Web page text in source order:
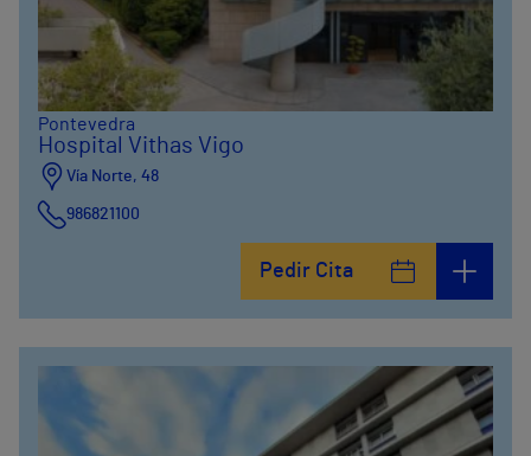
Pontevedra
Hospital Vithas Vigo
Vía Norte, 48
986821100
Pedir Cita